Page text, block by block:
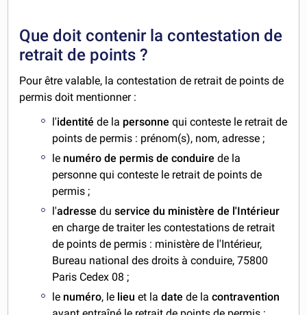
Que doit contenir la contestation de
retrait de points ?
Pour être valable, la contestation de retrait de points de
permis doit mentionner :
l'identitéde la personnequi conteste le retrait de
points de permis : prénom(s), nom, adresse ;
le numéro de permis de conduirede la
personne qui conteste le retrait de points de
permis ;
l'adressedu service du ministère de l'Intérieur
en charge de traiter les contestations de retrait
de points de permis : ministère de l'Intérieur,
Bureau national des droits à conduire, 75800
Paris Cedex 08 ;
le numéro, le lieu et ladate de lacontravention